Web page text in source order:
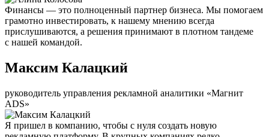
Финансы — это полноценный партнер бизнеса. Мы помогаем
грамотно инвестировать, к нашему мнению всегда
прислушиваются, а решения принимают в плотном тандеме
с нашей командой.
Максим Калацкий
руководитель управления рекламной аналитики «Магнит
ADS»
Я пришел в компанию, чтобы с нуля создать новую